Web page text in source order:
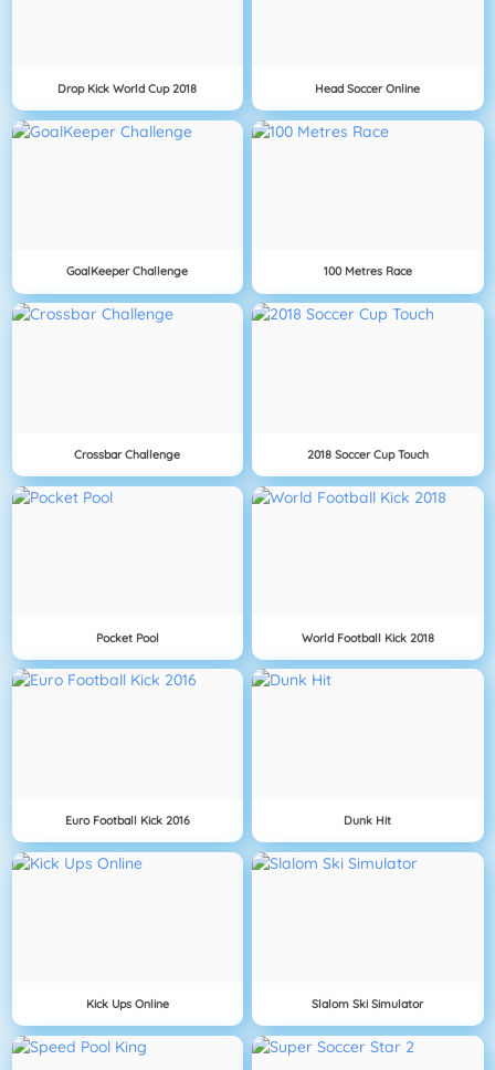
Drop Kick World Cup 2018 Head Soccer Online
GoalKeeper Challenge 100 Metres Race
Crossbar Challenge 2018 Soccer Cup Touch
Pocket Pool World Football Kick 2018
Euro Football Kick 2016 Dunk Hit
Kick Ups Online Slalom Ski Simulator